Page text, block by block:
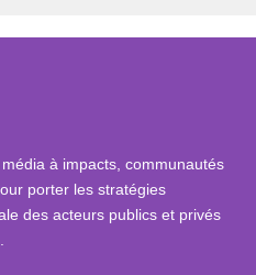
à impacts, communautés
porter les stratégies
des acteurs publics et privés